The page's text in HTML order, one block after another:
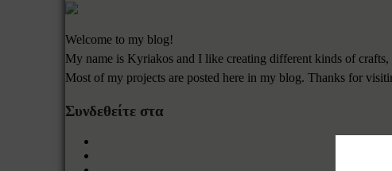
Welcome to my blog!
My name is Kyriakos and I like creating different kinds of crafts,
Most of my projects are posted here in my blog. Thanks for
Συνδεθείτε στα